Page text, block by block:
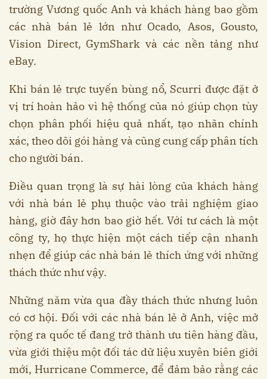
trường Vương quốc Anh và khách hàng bao gồm
các nhà bán lẻ lớn như Ocado, Asos, Gousto,
Vision Direct, GymShark và các nền tảng như
eBay.
Khi bán lẻ trực tuyến bùng nổ, Scurri được đặt ở
vị trí hoàn hảo vì hệ thống của nó giúp chọn tùy
chọn phân phối hiệu quả nhất, tạo nhãn chính
xác, theo dõi gói hàng và cũng cung cấp phân tích
cho người bán.
Điều quan trọng là sự hài lòng của khách hàng
với nhà bán lẻ phụ thuộc vào trải nghiệm giao
hàng, giờ đây hơn bao giờ hết. Với tư cách là một
công ty, họ thực hiện một cách tiếp cận nhanh
nhẹn để giúp các nhà bán lẻ thích ứng với những
thách thức như vậy.
Những năm vừa qua đầy thách thức nhưng luôn
có cơ hội. Đối với các nhà bán lẻ ở Anh, việc mở
rộng ra quốc tế đang trở thành ưu tiên hàng đầu,
vừa giới thiệu một đối tác dữ liệu xuyên biên giới
mới, Hurricane Commerce, để đảm bảo rằng các